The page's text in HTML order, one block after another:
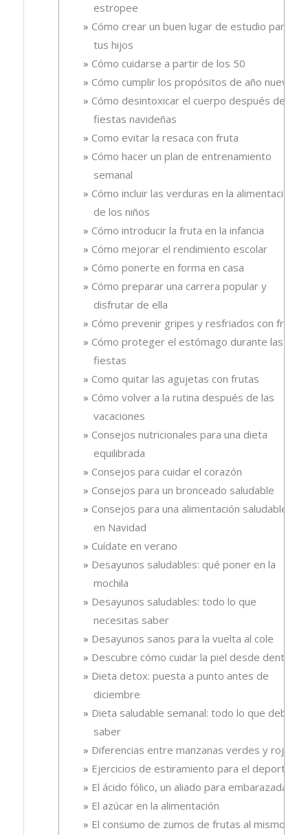
estropee
Cómo crear un buen lugar de estudio para
tus hijos
Cómo cuidarse a partir de los 50
Cómo cumplir los propósitos de año nuevo
Cómo desintoxicar el cuerpo después de las
fiestas navideñas
Como evitar la resaca con fruta
Cómo hacer un plan de entrenamiento
semanal
Cómo incluir las verduras en la alimentación
de los niños
Cómo introducir la fruta en la infancia
Cómo mejorar el rendimiento escolar
Cómo ponerte en forma en casa
Cómo preparar una carrera popular y
disfrutar de ella
Cómo prevenir gripes y resfriados con fruta.
Cómo proteger el estómago durante las
fiestas
Como quitar las agujetas con frutas
Cómo volver a la rutina después de las
vacaciones
Consejos nutricionales para una dieta
equilibrada
Consejos para cuidar el corazón
Consejos para un bronceado saludable
Consejos para una alimentación saludable
en Navidad
Cuídate en verano
Desayunos saludables: qué poner en la
mochila
Desayunos saludables: todo lo que
necesitas saber
Desayunos sanos para la vuelta al cole
Descubre cómo cuidar la piel desde dentro
Dieta detox: puesta a punto antes de
diciembre
Dieta saludable semanal: todo lo que debes
saber
Diferencias entre manzanas verdes y rojas
Ejercicios de estiramiento para el deporte
El ácido fólico, un aliado para embarazadas.
El azúcar en la alimentación
El consumo de zumos de frutas al mismo